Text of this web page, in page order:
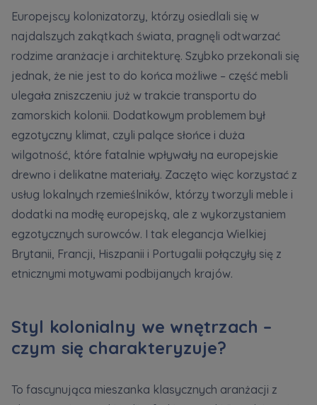
Europejscy kolonizatorzy, którzy osiedlali się w
najdalszych zakątkach świata, pragnęli odtwarzać
rodzime aranżacje i architekturę. Szybko przekonali się
jednak, że nie jest to do końca możliwe – część mebli
ulegała zniszczeniu już w trakcie transportu do
zamorskich kolonii. Dodatkowym problemem był
egzotyczny klimat, czyli palące słońce i duża
wilgotność, które fatalnie wpływały na europejskie
drewno i delikatne materiały. Zaczęto więc korzystać z
usług lokalnych rzemieślników, którzy tworzyli meble i
dodatki na modłę europejską, ale z wykorzystaniem
egzotycznych surowców. I tak elegancja Wielkiej
Brytanii, Francji, Hiszpanii i Portugalii połączyły się z
etnicznymi motywami podbijanych krajów.
Styl kolonialny we wnętrzach –
czym się charakteryzuje?
To fascynująca mieszanka klasycznych aranżacji z
Skontaktuj się z nami